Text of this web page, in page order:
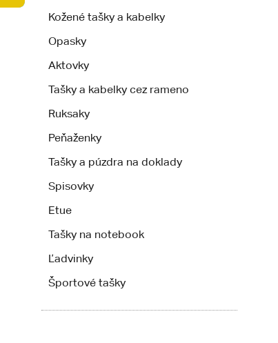
Kožené tašky a kabelky
Opasky
Aktovky
Tašky a kabelky cez rameno
Ruksaky
Peňaženky
Tašky a púzdra na doklady
Spisovky
Etue
Tašky na notebook
Ľadvinky
Športové tašky